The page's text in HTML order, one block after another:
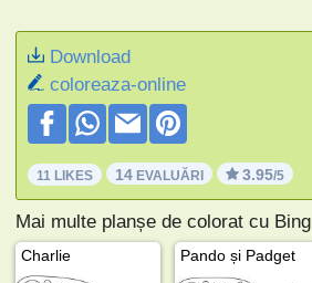
Download
coloreaza-online
11 LIKES 14 EVALUĂRI 3.95/5
Mai multe planșe de colorat cu Bing
Charlie Pando și Padget